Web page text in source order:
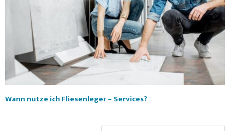
Wann nutze ich Fliesenleger – Services?